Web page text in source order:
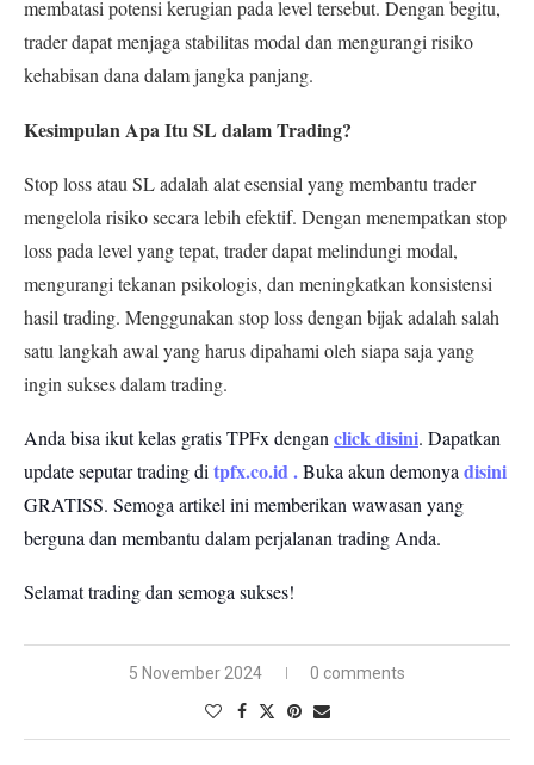
membatasi potensi kerugian pada level tersebut. Dengan begitu,
trader dapat menjaga stabilitas modal dan mengurangi risiko
kehabisan dana dalam jangka panjang.
Kesimpulan Apa Itu SL dalam Trading?
Stop loss atau SL adalah alat esensial yang membantu trader
mengelola risiko secara lebih efektif. Dengan menempatkan stop
loss pada level yang tepat, trader dapat melindungi modal,
mengurangi tekanan psikologis, dan meningkatkan konsistensi
hasil trading. Menggunakan stop loss dengan bijak adalah salah
satu langkah awal yang harus dipahami oleh siapa saja yang
ingin sukses dalam trading.
Anda bisa ikut kelas gratis TPFx denganclick disini. Dapatkan
update seputar trading ditpfx.co.id.Buka akun demonyadisini
GRATISS. Semoga artikel ini memberikan wawasan yang
berguna dan membantu dalam perjalanan trading Anda.
Selamat trading dan semoga sukses!
5 November 2024 0 comments